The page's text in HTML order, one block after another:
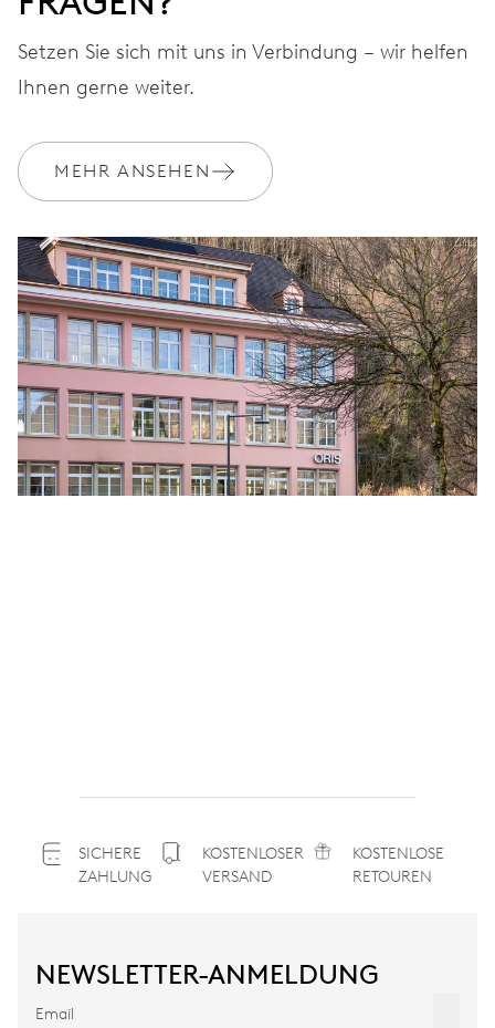
MYORIS
Setzen Sie sich mit uns in Verbindung – wir helfen
Ihnen gerne weiter.
MEHR ANSEHEN
SICHERE
ZAHLUNG
KOSTENLOSER
VERSAND
KOSTENLOSE
RETOUREN
NEWSLETTER-ANMELDUNG